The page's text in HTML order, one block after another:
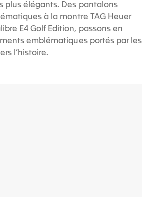
plus élégants. Des pantalons
à la montre TAG Heuer
E4 Golf Edition, passons en
emblématiques portés par les
l’histoire.